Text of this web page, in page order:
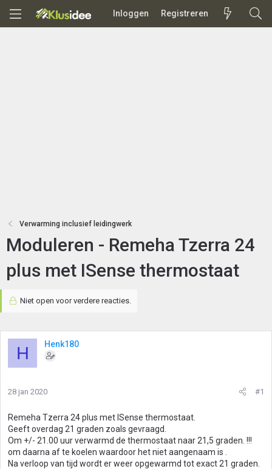
Inloggen Registreren
Verwarming inclusief leidingwerk
Moduleren - Remeha Tzerra 24
plus met ISense thermostaat
Niet open voor verdere reacties.
H Henk180
28 jan 2020 #1
Remeha Tzerra 24 plus met ISense thermostaat.
Geeft overdag 21 graden zoals gevraagd.
Om +/- 21.00 uur verwarmd de thermostaat naar 21,5 graden. !!!
om daarna af te koelen waardoor het niet aangenaam is .
Na verloop van tijd wordt er weer opgewarmd tot exact 21 graden.